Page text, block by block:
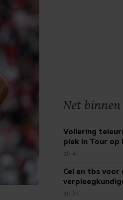
Net binnen
Vollering
plek in Tour op
18:47
Cel en tbs
18:34